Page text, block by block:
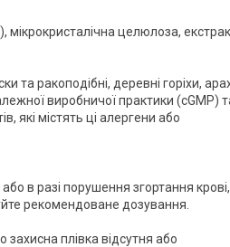
целюлоза,
ракоподібні, деревні горіхи,
виробничої практики (cGMP)
які містять ці алергени або
в разі порушення згортання крові,
рекомендоване дозування.
плівка відсутня або